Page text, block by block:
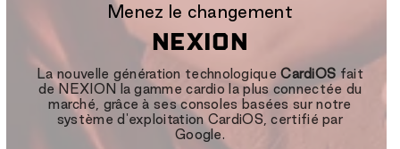
Menez le changement
NEXION
La nouvelle génération technologiqueCardiOS fait
de NEXION la gamme cardio la plus connectée du
marché, grâce à ses consoles basées sur notre
système d'exploitation CardiOS, certifié par
Google.